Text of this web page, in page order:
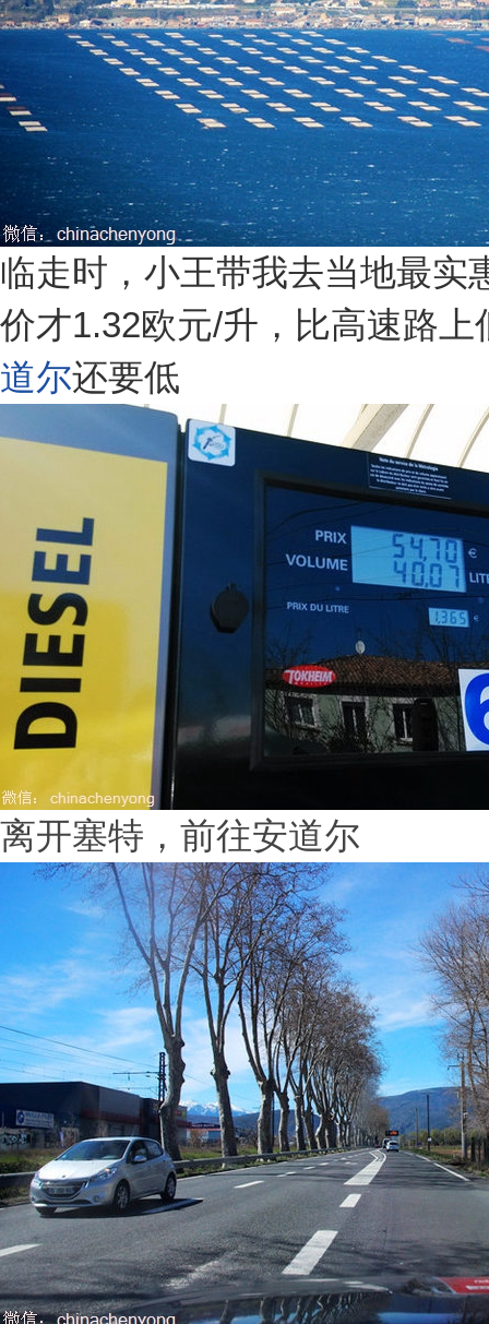
临走时，小王带我去当地最实
价才1.32欧元/升，比高速路上
道尔还要低
离开塞特，前往安道尔